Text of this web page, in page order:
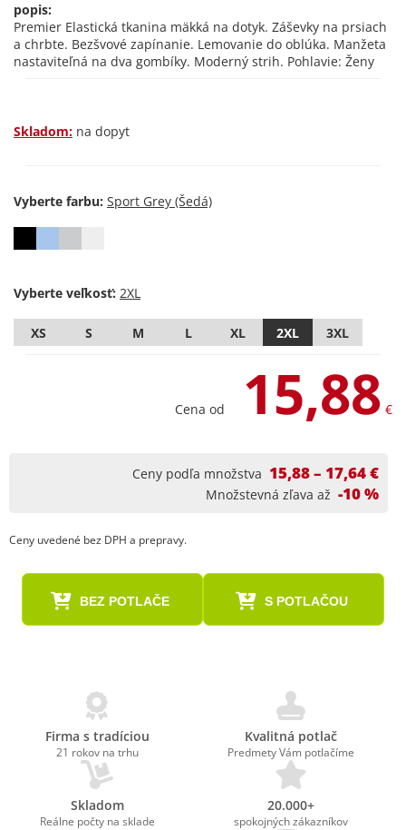
popis:
Premier Elastická tkanina mäkká na dotyk. Záševky na prsiach
a chrbte. Bezšvové zapínanie. Lemovanie do oblúka. Manžeta
nastaviteľná na dva gombíky. Moderný strih. Pohlavie: Ženy
Skladom: na dopyt
Vyberte farbu:
Vyberte veľkosť:
XS S M L XL 2XL 3XL
Cena od 15,88 €
Ceny podľa množstva 15,88 – 17,64 €
Množstevná zľava až -10 %
Ceny uvedené bez DPH a prepravy.
BEZ POTLAČE S POTLAČOU
Firma s tradíciou
21 rokov na trhu
Kvalitná potlač
Predmety Vám potlačíme
Skladom
Reálne počty na sklade
20.000+
spokojných zákazníkov